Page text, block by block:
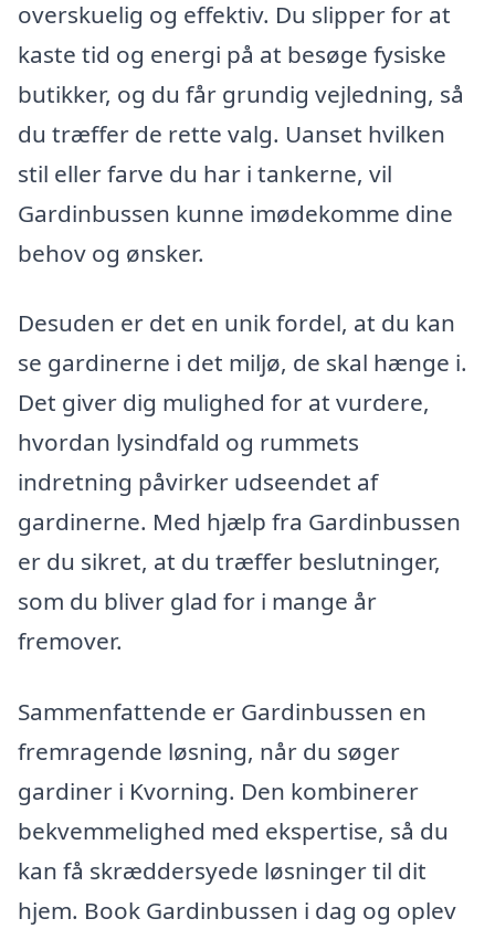
overskuelig og effektiv. Du slipper for at
kaste tid og energi på at besøge fysiske
butikker, og du får grundig vejledning, så
du træffer de rette valg. Uanset hvilken
stil eller farve du har i tankerne, vil
Gardinbussen kunne imødekomme dine
behov og ønsker.
Desuden er det en unik fordel, at du kan
se gardinerne i det miljø, de skal hænge i.
Det giver dig mulighed for at vurdere,
hvordan lysindfald og rummets
indretning påvirker udseendet af
gardinerne. Med hjælp fra Gardinbussen
er du sikret, at du træffer beslutninger,
som du bliver glad for i mange år
fremover.
Sammenfattende er Gardinbussen en
fremragende løsning, når du søger
gardiner i Kvorning. Den kombinerer
bekvemmelighed med ekspertise, så du
kan få skræddersyede løsninger til dit
hjem. Book Gardinbussen i dag og oplev